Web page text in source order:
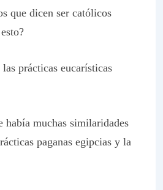
que dicen ser católicos
prácticas eucarísticas
había muchas similaridades
paganas egipcias y la